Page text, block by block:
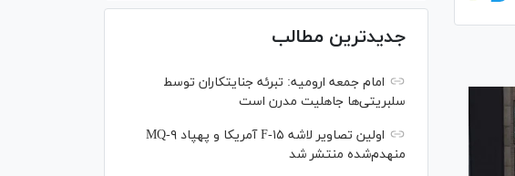
جدیدترین مطالب
امام جمعه ارومیه: تبرئه جنایتکاران توسط
سلبریتی‌ها جاهلیت مدرن است
اولین تصاویر لاشه F-۱۵ آمریکا و پهپاد MQ-۹
منهدم‌شده منتشر شد